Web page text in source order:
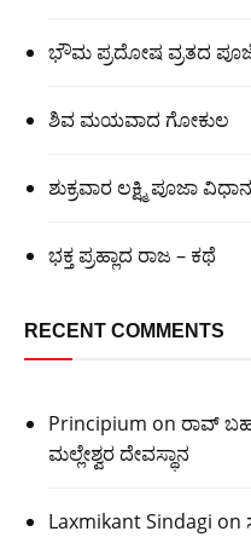
ಭೌಮ ಪ್ರದೋಷ ವ್ರತದ
ಶಿವ ಮಯವಾದ ಗೋಕುಲ
ಶುಕ್ರವಾರ ಲಕ್ಷ್ಮಿ ಪೂಜಾ ವಿಧಾನ
ಭಕ್ತ ಪ್ರಹ್ಲಾದ ರಾಜ – ಕಥೆ
RECENT COMMENTS
Principium on ರಾವ್
ಮಲ್ಲೇಶ್ವರ ದೇವಸ್ಥಾನ
Laxmikant Sindagi on